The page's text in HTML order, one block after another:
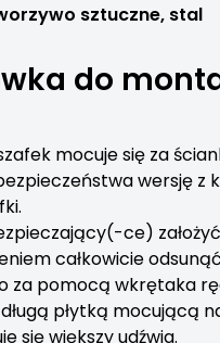
sztuczne, stal
do
mocuje się za
wersję
ce)
całkowicie
za pomocą wkrętaka
płytką mocującą
się większy udźwig.